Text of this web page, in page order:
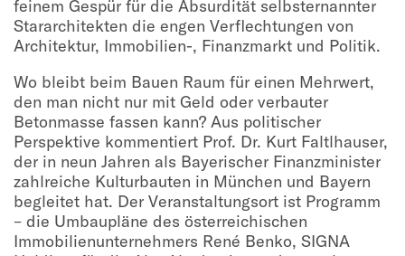
feinem Gespür für die Absurdität selbsternannter
Stararchitekten die engen Verflechtungen von
Architektur, Immobilien-, Finanzmarkt und Politik.
Wo bleibt beim Bauen Raum für einen Mehrwert,
den man nicht nur mit Geld oder verbauter
Betonmasse fassen kann? Aus politischer
Perspektive kommentiert Prof. Dr. Kurt Faltlhauser,
der in neun Jahren als Bayerischer Finanzminister
zahlreiche Kulturbauten in München und Bayern
begleitet hat. Der Veranstaltungsort ist Programm
– die Umbaupläne des österreichischen
Immobilienunternehmers René Benko, SIGNA